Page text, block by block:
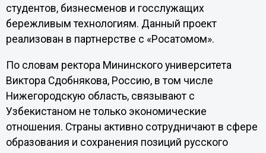
студентов, бизнесменов и госслужащих
бережливым технологиям. Данный проект
реализован в партнерстве с «Росатомом».
По словам ректора Мининского университета
Виктора Сдобнякова, Россию, в том числе
Нижегородскую область, связывают с
Узбекистаном не только экономические
отношения. Страны активно сотрудничают в сфере
образования и сохранения позиций русского